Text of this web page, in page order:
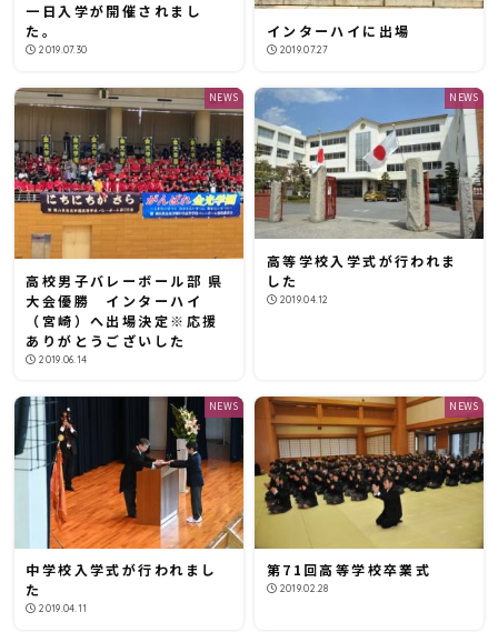
一日入学が開催されまし
た。
2019.07.30
インターハイに出場
2019.07.27
NEWS
高校男子バレーボール部 県
大会優勝 インターハイ
（宮崎）へ出場決定※応援
ありがとうございした
2019.06.14
NEWS
高等学校入学式が行われま
した
2019.04.12
NEWS
中学校入学式が行われまし
た
2019.04.11
NEWS
第71回高等学校卒業式
2019.02.28